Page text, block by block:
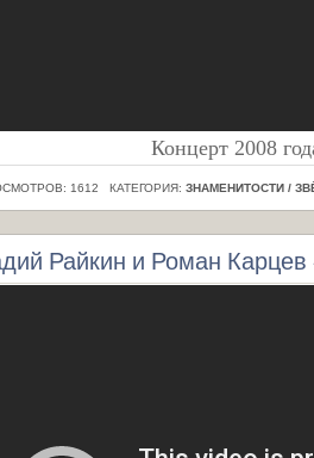
Концерт 2008
1612 КАТЕГОРИЯ: ЗНАМЕНИТОСТИ /
Райкин и Роман Карцев